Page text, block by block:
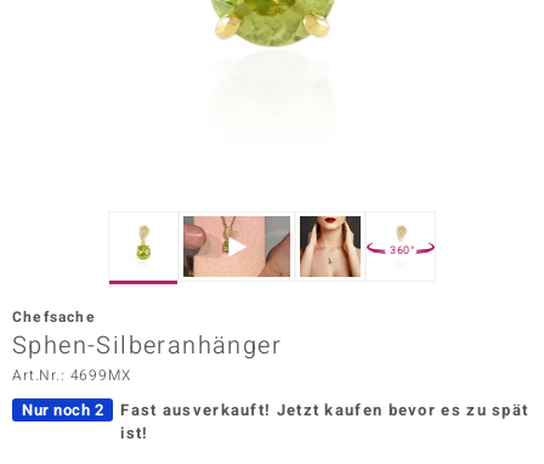
Vogue
360°
Chefsache
Sphen-Silberanhänger
Art.Nr.: 4699MX
Nur noch 2 Fast ausverkauft! Jetzt kaufen bevor es zu spät
ist!